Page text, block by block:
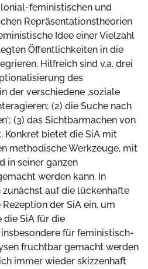
feministischen und
Repräsentationstheorien
Idee einer Vielzahl
Öffentlichkeiten in die
Hilfreich sind v.a. drei
des
der verschiedene ‚soziale
(2) die Suche nach
(3) das Sichtbarmachen von
Konkret bietet die SiA mit
methodische Werkzeuge, mit
in seiner ganzen
werden kann. In
auf die lückenhafte
der SiA ein, um
die SiA für die
für feministisch-
fruchtbar gemacht werden
immer wieder skizzenhaft